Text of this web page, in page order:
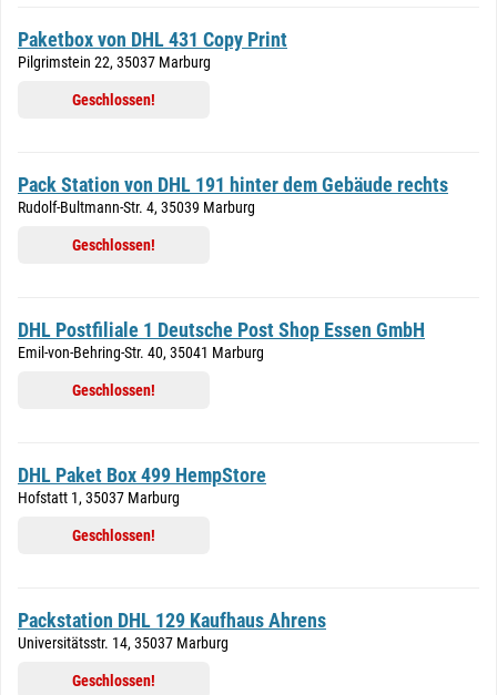
Paketbox von DHL 431 Copy Print
Pilgrimstein 22, 35037 Marburg
Geschlossen!
Pack Station von DHL 191 hinter dem Gebäude rechts
Rudolf-Bultmann-Str. 4, 35039 Marburg
Geschlossen!
DHL Postfiliale 1 Deutsche Post Shop Essen GmbH
Emil-von-Behring-Str. 40, 35041 Marburg
Geschlossen!
DHL Paket Box 499 HempStore
Hofstatt 1, 35037 Marburg
Geschlossen!
Packstation DHL 129 Kaufhaus Ahrens
Universitätsstr. 14, 35037 Marburg
Geschlossen!